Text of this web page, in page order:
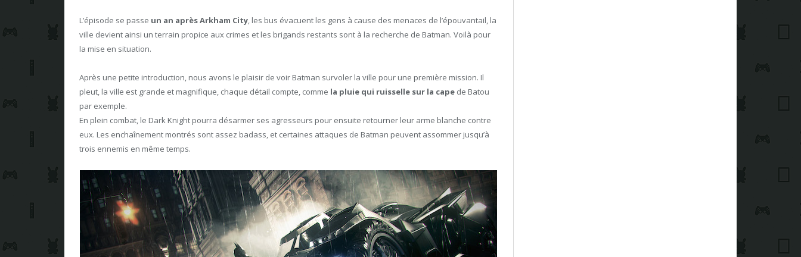
L’épisode se passe un an après Arkham City, les bus évacuent les gens à cause des menaces de l’épouvantail, la
ville devient ainsi un terrain propice aux crimes et les brigands restants sont à la recherche de Batman. Voilà pour
la mise en situation.
Après une petite introduction, nous avons le plaisir de voir Batman survoler la ville pour une première mission. Il
pleut, la ville est grande et magnifique, chaque détail compte, comme la pluie qui ruisselle sur la cape de Batou
par exemple.
En plein combat, le Dark Knight pourra désarmer ses agresseurs pour ensuite retourner leur arme blanche contre
eux. Les enchaînement montrés sont assez badass, et certaines attaques de Batman peuvent assommer jusqu’à
trois ennemis en même temps.